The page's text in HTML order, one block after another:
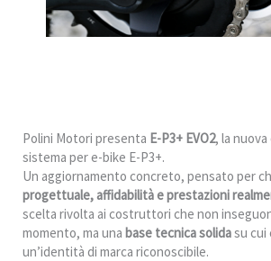
Polini Motori presenta E-P3+ EVO2, la
sistema per e-bike E-P3+.
Un aggiornamento concreto, pensato per
progettuale, affidabilità e prestazioni
scelta rivolta ai costruttori che non
momento, ma una base tecnica solidasu cui
un’identità di marca riconoscibile.